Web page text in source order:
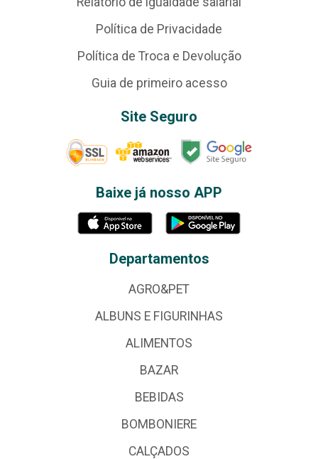
Política de Privacidade
Política de Troca e Devolução
Guia de primeiro acesso
Site Seguro
Baixe já nosso APP
Departamentos
AGRO&PET
ALBUNS E FIGURINHAS
ALIMENTOS
BAZAR
BEBIDAS
BOMBONIERE
CALÇADOS